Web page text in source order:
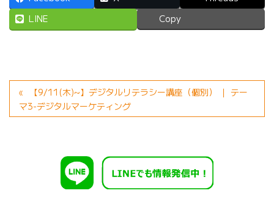
LINE
Copy
【9/11(木)~】デジタルリテラシー講座（個別） ｜ テー
マ3-デジタルマーケティング